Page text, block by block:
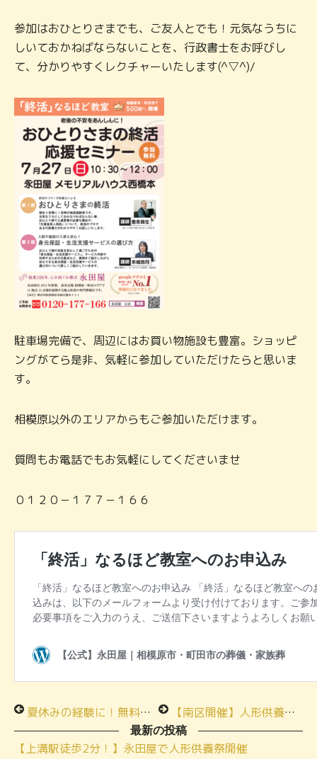
参加はおひとりさまでも、ご友人とでも！元気なうちに
しいておかねばならないことを、行政書士をお呼びし
て、分かりやすくレクチャーいたします(^▽^)/
駐車場完備で、周辺にはお買い物施設も豊富。ショッピ
ングがてら是非、気軽に参加していただけたらと思いま
す。
相模原以外のエリアからもご参加いただけます。
質問もお電話でもお気軽にしてくださいませ
０１２０－１７７－１６６
夏休みの経験に！無料の本格坐禅教室に参加しませんか 【南区開催】人形供養祭のご参加ありがとうございました！
最新の投稿
【上溝駅徒歩2分！】永田屋で人形供養祭開催